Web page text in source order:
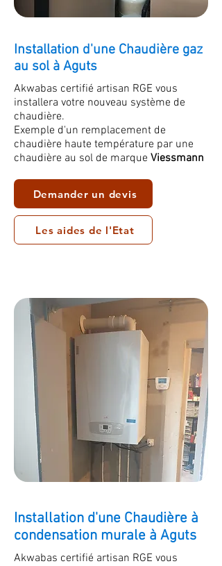
Installation d'une Chaudière gaz
au sol à Aguts
Akwabas certifié artisan RGE vous
installera votre nouveau système de
chaudière.
Exemple d'un remplacement de
chaudière haute température par une
chaudière au sol de marque Viessmann
Demander un devis
Les aides de l'Etat
Installation d'une Chaudière à
condensation murale à Aguts
Akwabas certifié artisan RGE vous